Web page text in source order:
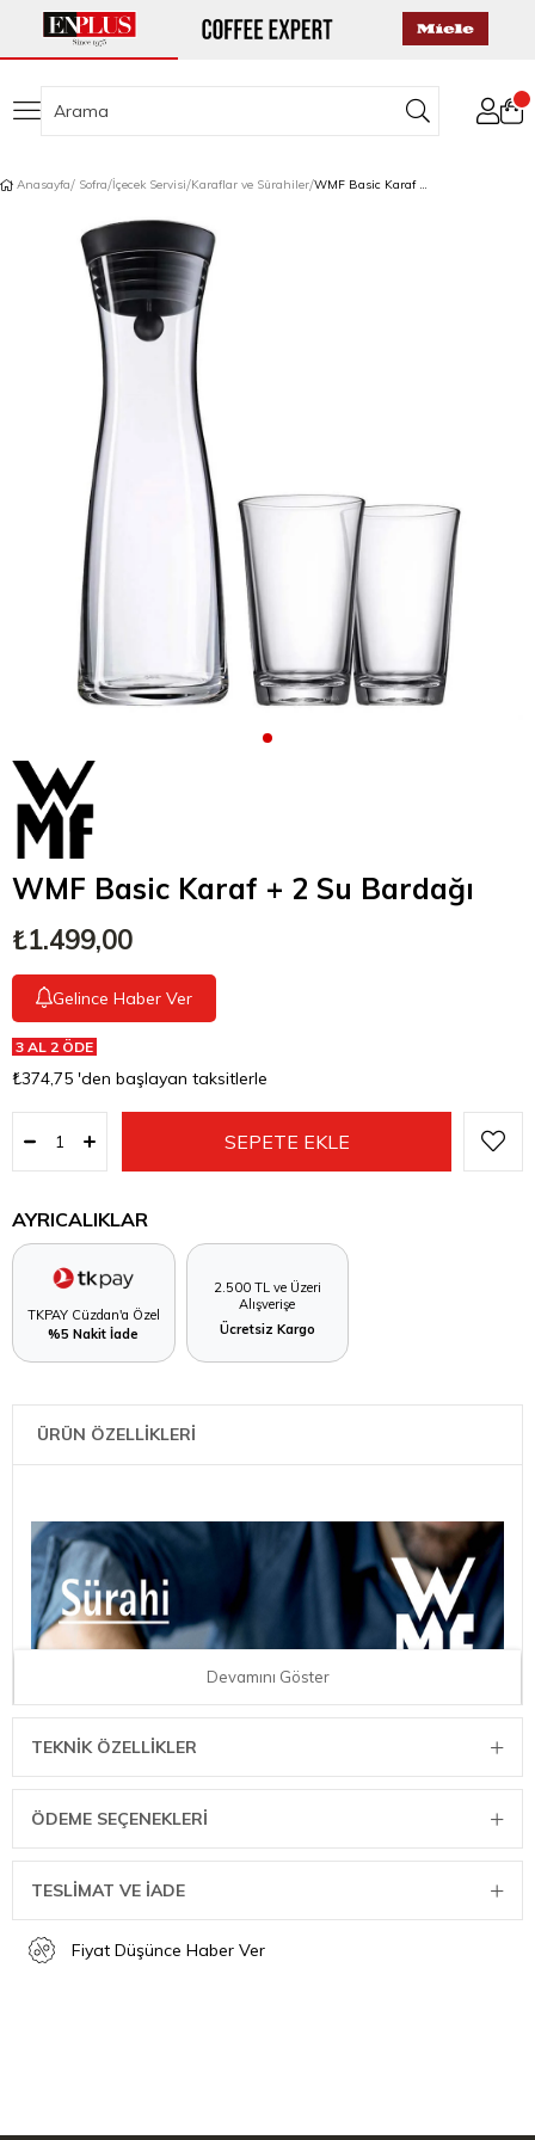
Anasayfa Sofra İçecek Servisi Karaflar ve Sürahiler WMF Basic Karaf + 2 Su Bardağı
WMF Basic Karaf + 2 Su Bardağı
₺1.499,00
Gelince Haber Ver
3 AL 2 ÖDE
₺374,75 'den başlayan taksitlerle
AYRICALIKLAR
TKPAY Cüzdan'a Özel
%5 Nakit İade
2.500 TL ve Üzeri
Alışverişe
Ücretsiz Kargo
ÜRÜN ÖZELLİKLERİ
Devamını Göster
TEKNIK ÖZELLIKLER
ÖDEME SEÇENEKLERI
TESLİMAT VE İADE
Fiyat Düşünce Haber Ver